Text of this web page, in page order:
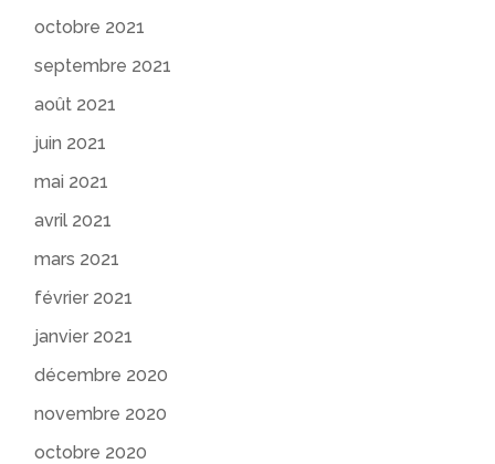
octobre 2021
septembre 2021
août 2021
juin 2021
mai 2021
avril 2021
mars 2021
février 2021
janvier 2021
décembre 2020
novembre 2020
octobre 2020